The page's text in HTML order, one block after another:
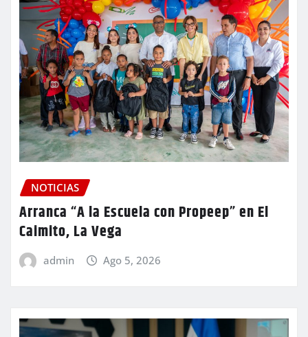
NOTICIAS
Arranca “A la Escuela con Propeep” en El
Caimito, La Vega
admin Ago 5, 2026